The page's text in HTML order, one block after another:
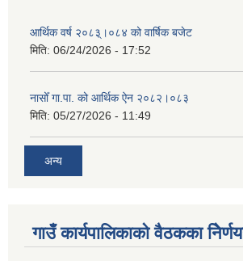
आर्थिक वर्ष २०८३्।०८४ को वार्षिक बजेट
मिति: 06/24/2026 - 17:52
नासोँ गा.पा. को आर्थिक ऐन २०८२।०८३
मिति: 05/27/2026 - 11:49
अन्य
गाउँ कार्यपालिकाको वैठकका